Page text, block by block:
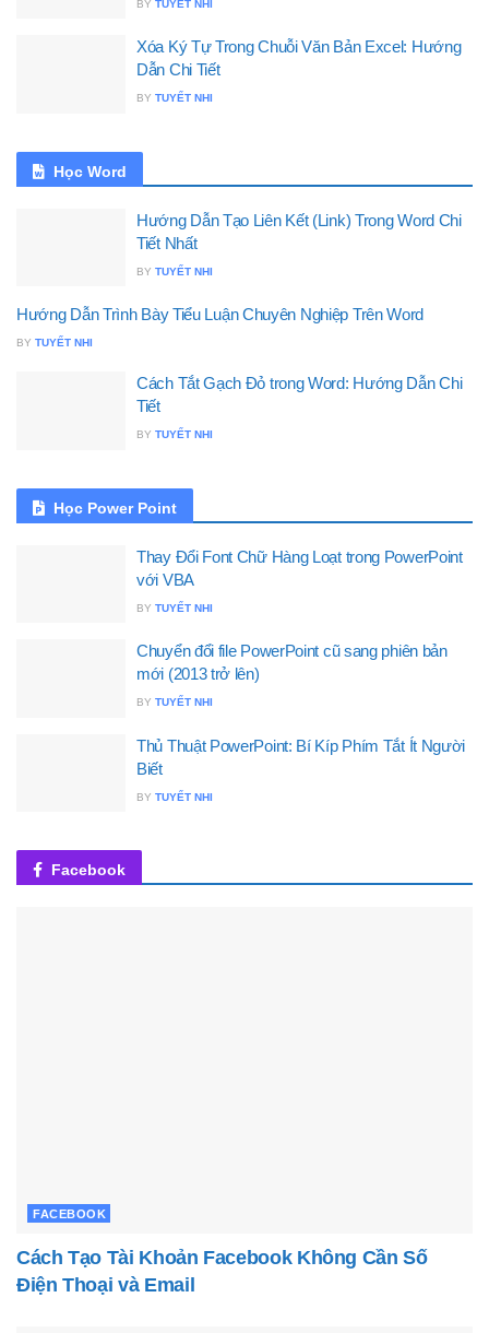
BY TUYẾT NHI
Xóa Ký Tự Trong Chuỗi Văn Bản Excel: Hướng
Dẫn Chi Tiết
BY TUYẾT NHI
Học Word
Hướng Dẫn Tạo Liên Kết (Link) Trong Word Chi
Tiết Nhất
BY TUYẾT NHI
Hướng Dẫn Trình Bày Tiểu Luận Chuyên Nghiệp Trên Word
BY TUYẾT NHI
Cách Tắt Gạch Đỏ trong Word: Hướng Dẫn Chi
Tiết
BY TUYẾT NHI
Học Power Point
Thay Đổi Font Chữ Hàng Loạt trong PowerPoint
với VBA
BY TUYẾT NHI
Chuyển đổi file PowerPoint cũ sang phiên bản
mới (2013 trở lên)
BY TUYẾT NHI
Thủ Thuật PowerPoint: Bí Kíp Phím Tắt Ít Người
Biết
BY TUYẾT NHI
Facebook
FACEBOOK
Cách Tạo Tài Khoản Facebook Không Cần Số
Điện Thoại và Email